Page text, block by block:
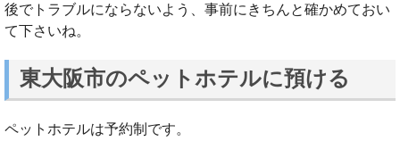
後でトラブルにならないよう、事前にきちんと確かめておい
て下さいね。
東大阪市のペットホテルに預ける
ペットホテルは予約制です。